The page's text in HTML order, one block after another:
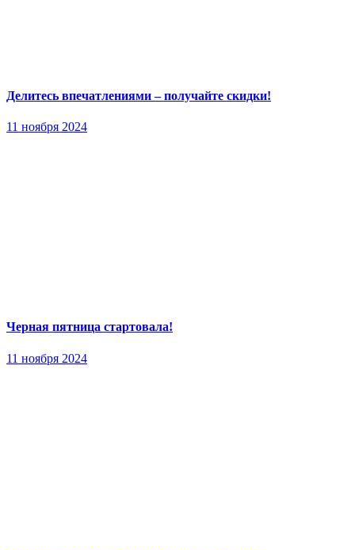
Делитесь впечатлениями – получайте скидки!
11 ноября 2024
Черная пятница стартовала!
11 ноября 2024